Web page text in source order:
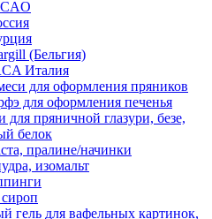
(Бельгия)
Италия
для оформления пряников
для оформления печенья
для пряничной глазури, безе,
белок
пралине/начинки
изомальт
гель для вафельных картинок,